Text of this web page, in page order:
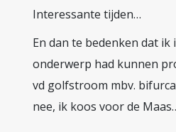
Interessante tijden…
En dan te bedenken dat ik
onderwerp had kunnen
vd golfstroom mbv.
nee, ik koos voor de